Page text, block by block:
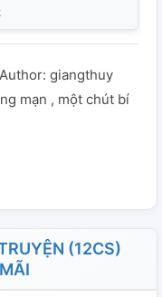
giangthuy
mạn , một chút bí
(12CS)